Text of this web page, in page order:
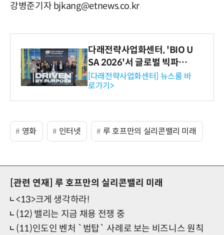
강병준기자 bjkang@etnews.co.kr
다래전략사업화센터, 'BIO U
SA 2026'서 글로벌 빅파마
와의 비즈니스 미팅 지원…K
-바이오 해외 진출 교두보 확
보
[다래전략사업화센터] 뉴스룸 바
로가기>
영화 인터넷 루 호프만의 실리콘밸리 미래
[관련 연재]
루 호프만의 실리콘밸리 미래
<13>크게 생각하라!
(12) 밸리는 지금 채용 전쟁 중
(11)인도인 벤처 `범탑` 사례로 보는 비즈니스 원칙